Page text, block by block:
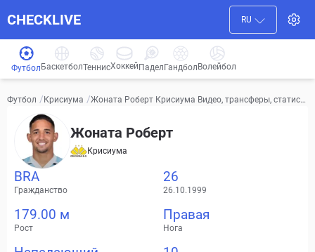
CHECKLIVE RU
Футбол БаскетболТеннисХоккей ПаделГандбол Волейбол
Футбол / Крисиума /Жоната Роберт Крисиума Видео, трансферы, статист
Жоната Роберт
Крисиума
BRA
Гражданство
26
26.10.1999
179.00 м
Рост
Правая
Нога